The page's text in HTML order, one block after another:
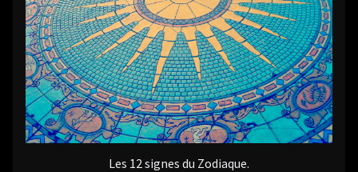
Les 12 signes du Zodiaque.